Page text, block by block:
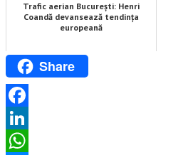
Trafic aerian București: Henri
Coandă devansează tendința
europeană
Share
Facebook
LinkedIn